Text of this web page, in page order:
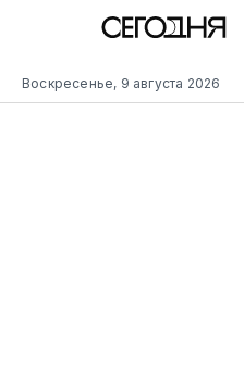
Воскресенье, 9 августа 2026